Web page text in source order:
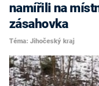
namířili na
zásahovka
Téma: Jihočeský kraj